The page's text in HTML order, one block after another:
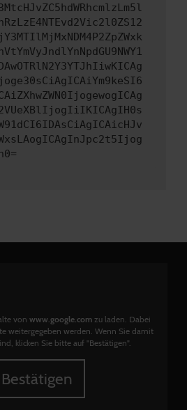
von www.google.comzu laden. Dabei
weitergegeben werden. Wenn Sie damit
klicken Sie bitte auf "Bestätigen".
Bestätigen